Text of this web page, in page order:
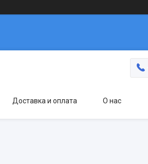
Доставка и оплата О нас